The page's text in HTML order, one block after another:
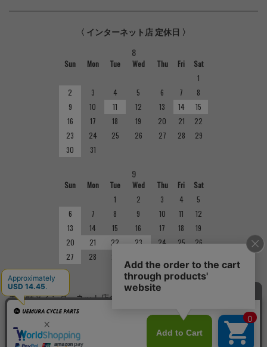
〈 インターネット店 定休日 〉
8
Sun Mon Tue Wed Thu Fri
Sat
1
2
3 4 5 6 7
8
9
10 11 12 13 14
15
16
17 18 19 20 21
22
23
24 25 26 27 28
29
30
31
9
Sun Mon Tue Wed Thu Fri
Sat
1
2 3 4
5
6
7 8 9 10 11
12
13
14 15 16 17 18
19
20
21 22 23 24 25
26
27
28
■ 定休日
実店舗とインターネット店の定休日は異なりますのでご注意くだ
さい。実店舗の定休日については店舗紹介をご確認ください。